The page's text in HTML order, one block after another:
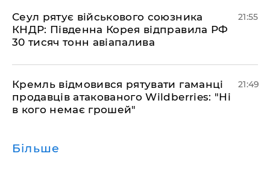
​Сеул рятує військового союзника
КНДР: Південна Корея відправила РФ
30 тисяч тонн авіапалива
21:55
​Кремль відмовився рятувати гаманці
продавців атакованого Wildberries: "Ні
в кого немає грошей"
21:49
Більше